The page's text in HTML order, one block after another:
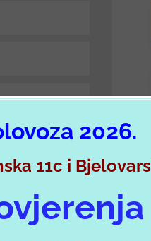
2026.
11c i